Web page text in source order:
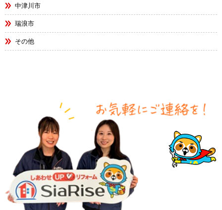
中津川市
瑞浪市
その他